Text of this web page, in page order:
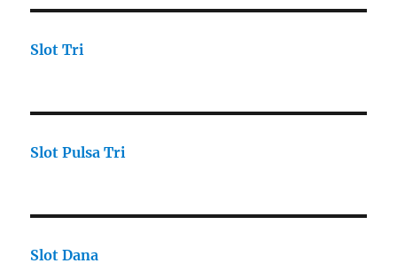
Slot Tri
Slot Pulsa Tri
Slot Dana